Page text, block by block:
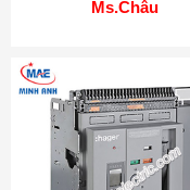
Ms.Châu